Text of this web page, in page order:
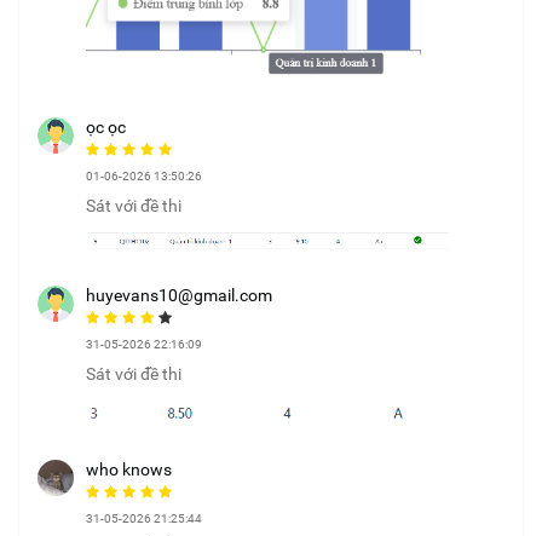
ọc ọc
01-06-2026 13:50:26
Sát với đề thi
huyevans10@gmail.com
31-05-2026 22:16:09
Sát với đề thi
who knows
31-05-2026 21:25:44